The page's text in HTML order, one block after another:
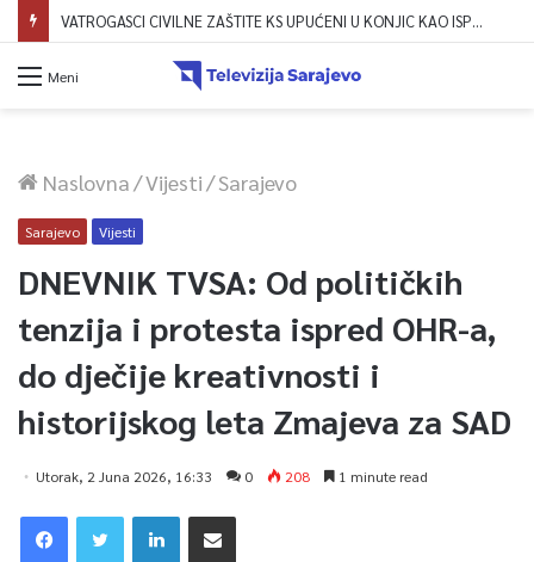
VATROGASCI CIVILNE ZAŠTITE KS UPUĆENI U KONJIC KAO ISPOMOĆ U GAŠENJU POŽARA
Meni
Naslovna/Vijesti/Sarajevo
Sarajevo Vijesti
DNEVNIK TVSA: Od političkih
tenzija i protesta ispred OHR-a,
do dječije kreativnosti i
historijskog leta Zmajeva za SAD
Utorak, 2 Juna 2026, 16:33 0 208 1 minute read